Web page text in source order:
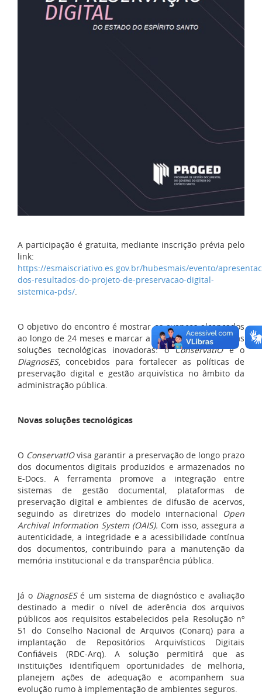
A participação é gratuita, mediante inscrição prévia pelo
link:
https://esmaiscriativo.es.gov.br/hubesmais/evento/
dos-resultados-do-projeto-de-preservacao-digital-
sistemica-pds/
O objetivo do encontro é mostrar os avanços alcançados
ao longo de 24 meses e marcar a entrega oficial de duas
soluções tecnológicas inovadoras: oConservatIOe o
DiagnosES, concebidos para fortalecer as políticas de
preservação digital e gestão arquivística no âmbito da
administração pública.
Novas soluções tecnológicas
O ConservatIOvisa garantir a preservação de longo prazo
dos documentos digitais produzidos e armazenados no
E-Docs. A ferramenta promove a integração entre
sistemas de gestão documental, plataformas de
preservação digital e ambientes de difusão de acervos,
seguindo as diretrizes do modelo internacional
Open
Archival Information System (OAIS). Com isso, assegura a
autenticidade, a integridade e a acessibilidade contínua
dos documentos, contribuindo para a manutenção da
memória institucional e da transparência pública.
Já o DiagnosESé um sistema de diagnóstico e avaliação
destinado a medir o nível de aderência dos arquivos
públicos aos requisitos estabelecidos pela Resolução nº
51 do Conselho Nacional de Arquivos (Conarq) para a
implantação de Repositórios Arquivísticos Digitais
Confiáveis (RDC-Arq). A solução permitirá que as
instituições identifiquem oportunidades de melhoria,
planejem ações de adequação e acompanhem sua
evolução rumo à implementação de ambientes seguros.